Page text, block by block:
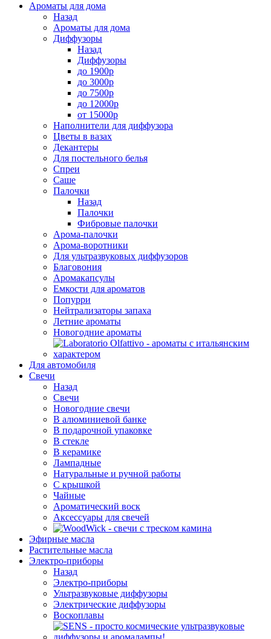
Ароматы для дома
Назад
Ароматы для дома
Диффузоры
Назад
Диффузоры
до 1900р
до 3000р
до 7500р
до 12000р
от 15000р
Наполнители для диффузора
Цветы в вазах
Декантеры
Для постельного белья
Спреи
Саше
Палочки
Назад
Палочки
Фибровые палочки
Арома-палочки
Арома-воротники
Для ультразвуковых диффузоров
Благовония
Аромакапсулы
Емкости для ароматов
Попурри
Нейтрализаторы запаха
Летние ароматы
Новогодние ароматы
Для автомобиля
Свечи
Назад
Свечи
Новогодние свечи
В алюминиевой банке
В подарочной упаковке
В стекле
В керамике
Лампадные
Натуральные и ручной работы
С крышкой
Чайные
Ароматический воск
Аксессуары для свечей
Эфирные масла
Растительные масла
Электро-приборы
Назад
Электро-приборы
Ультразвуковые диффузоры
Электрические диффузоры
Воскоплавы